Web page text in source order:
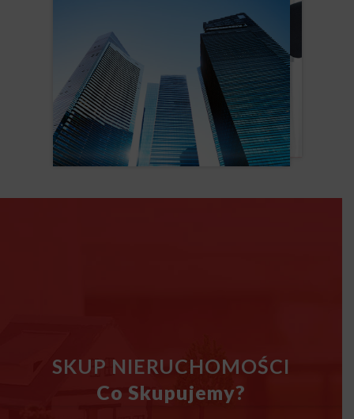
SKUP NIERUCHOMOŚCI
Co Skupujemy?